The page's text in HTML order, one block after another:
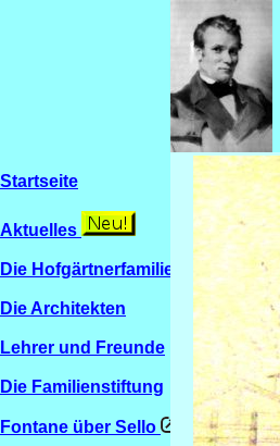
Startseite
Aktuelles
Die Hofgärtnerfamilien
Die Architekten
Lehrer und Freunde
Die Familienstiftung
Fontane über Sello